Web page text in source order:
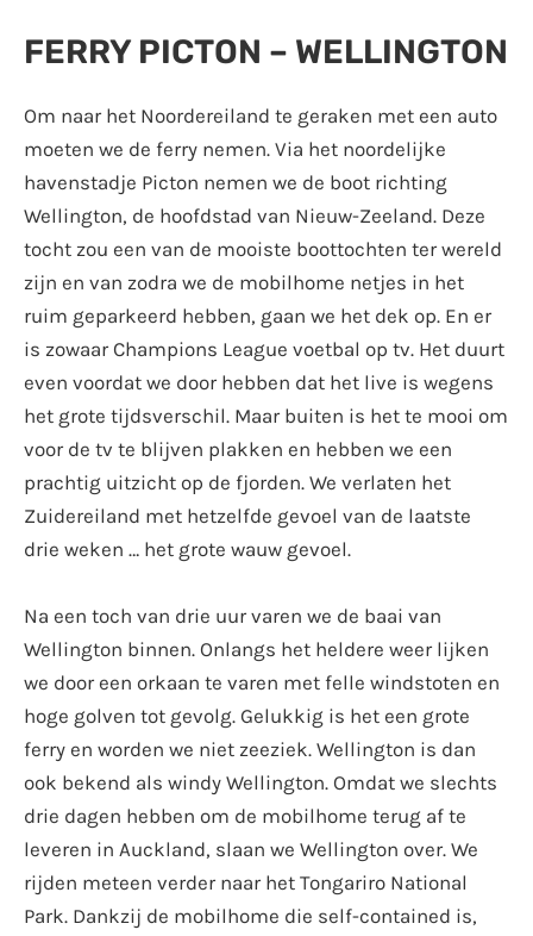
FERRY PICTON – WELLINGTON
Om naar het Noordereiland te geraken met een auto
moeten we de ferry nemen. Via het noordelijke
havenstadje Picton nemen we de boot richting
Wellington, de hoofdstad van Nieuw-Zeeland. Deze
tocht zou een van de mooiste boottochten ter wereld
zijn en van zodra we de mobilhome netjes in het
ruim geparkeerd hebben, gaan we het dek op. En er
is zowaar Champions League voetbal op tv. Het duurt
even voordat we door hebben dat het live is wegens
het grote tijdsverschil. Maar buiten is het te mooi om
voor de tv te blijven plakken en hebben we een
prachtig uitzicht op de fjorden. We verlaten het
Zuidereiland met hetzelfde gevoel van de laatste
drie weken … het grote wauw gevoel.
Na een toch van drie uur varen we de baai van
Wellington binnen. Onlangs het heldere weer lijken
we door een orkaan te varen met felle windstoten en
hoge golven tot gevolg. Gelukkig is het een grote
ferry en worden we niet zeeziek. Wellington is dan
ook bekend als windy Wellington. Omdat we slechts
drie dagen hebben om de mobilhome terug af te
leveren in Auckland, slaan we Wellington over. We
rijden meteen verder naar het Tongariro National
Park. Dankzij de mobilhome die self-contained is,